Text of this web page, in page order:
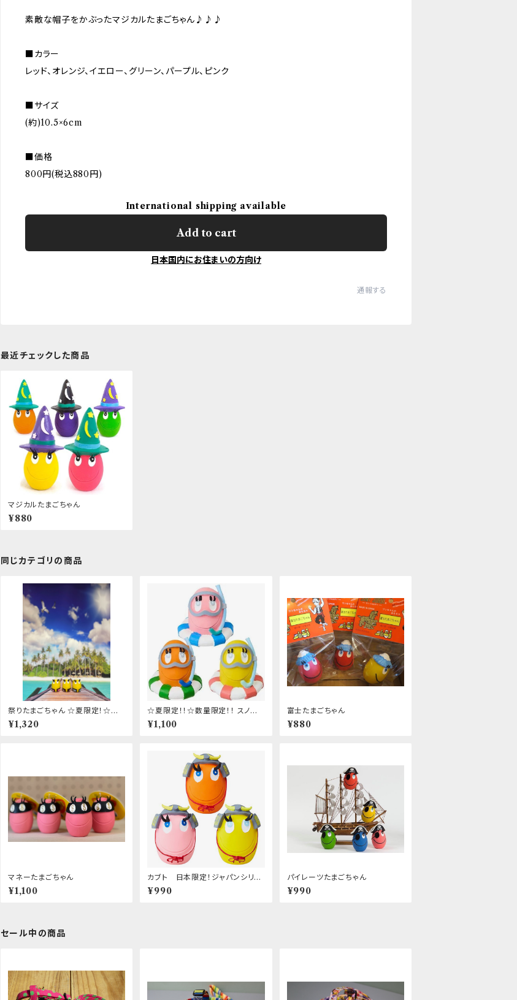
素敵な帽子をかぶったマジカルたまごちゃん♪♪♪
■カラー
レッド、オレンジ、イエロー、グリーン、パープル、ピンク
■サイズ
(約)10.5×6cm
■価格
800円(税込880円)
International shipping available
Add to cart
日本国内にお住まいの方向け
通報する
最近チェックした商品
マジカルたまごちゃん
¥880
同じカテゴリの商品
祭りたまごちゃん ☆夏限定！☆日
本限定！☆数量限定！
¥1,320
☆夏限定！！☆数量限定！！ スノー
ケルたまごちゃん
¥1,100
富士たまごちゃん
¥880
マネーたまごちゃん
¥1,100
カブト 日本限定！ジャパンシリー
ズ！
¥990
パイレーツたまごちゃん
¥990
セール中の商品